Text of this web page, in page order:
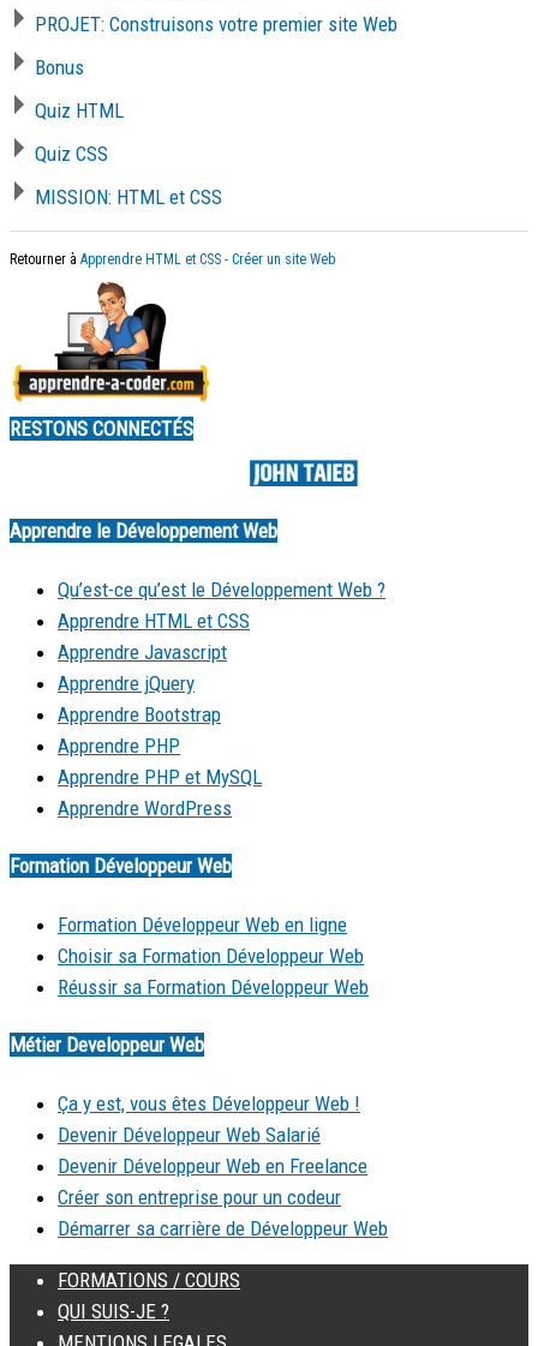
PROJET: Construisons votre premier site Web
Bonus
Quiz HTML
Quiz CSS
MISSION: HTML et CSS
Retourner à Apprendre HTML et CSS - Créer un site Web
RESTONS CONNECTÉS
Apprendre le Développement Web
Qu’est-ce qu’est le Développement Web ?
Apprendre HTML et CSS
Apprendre Javascript
Apprendre jQuery
Apprendre Bootstrap
Apprendre PHP
Apprendre PHP et MySQL
Apprendre WordPress
Formation Développeur Web
Formation Développeur Web en ligne
Choisir sa Formation Développeur Web
Réussir sa Formation Développeur Web
Métier Developpeur Web
Ça y est, vous êtes Développeur Web !
Devenir Développeur Web Salarié
Devenir Développeur Web en Freelance
Créer son entreprise pour un codeur
Démarrer sa carrière de Développeur Web
FORMATIONS / COURS
QUI SUIS-JE ?